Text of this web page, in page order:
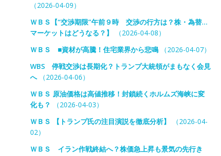
（2026-04-09）
ＷＢＳ【“交渉期限”午前９時 交渉の行方は？株・為替…
マーケットはどうなる？】
（2026-04-08）
ＷＢＳ ■資材が高騰！住宅業界から悲鳴（2026-04-07）
WBS 停戦交渉は長期化？トランプ大統領がまもなく会見
へ（2026-04-06）
ＷＢＳ 原油価格は高値推移！封鎖続くホルムズ海峡に変
化も？
（2026-04-03）
ＷＢＳ 【トランプ氏の注目演説を徹底分析】
（2026-04-
02）
ＷＢＳ イラン作戦終結へ？株価急上昇も景気の先行き